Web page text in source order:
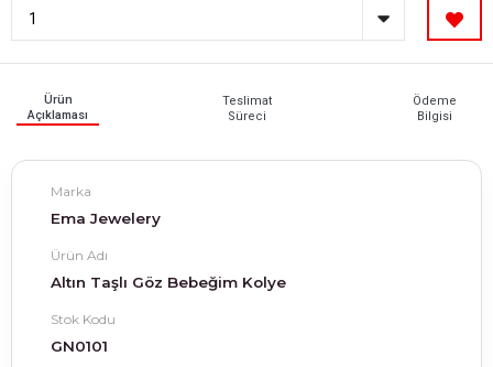
Ürün
Açıklaması
Teslimat
Süreci
Ödeme
Bilgisi
Marka
Ema Jewelery
Ürün Adı
Altın Taşlı Göz Bebeğim Kolye
Stok Kodu
GN0101